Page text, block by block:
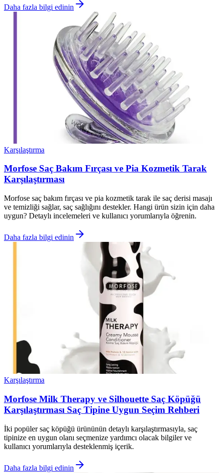
Daha fazla bilgi edinin
Karşılaştırma
Morfose Saç Bakım Fırçası ve Pia Kozmetik Tarak
Karşılaştırması
Morfose saç bakım fırçası ve pia kozmetik tarak ile saç derisi masajı
ve temizliği sağlar, saç sağlığını destekler. Hangi ürün sizin için daha
uygun? Detaylı incelemeleri ve kullanıcı yorumlarıyla öğrenin.
Daha fazla bilgi edinin
Karşılaştırma
Morfose Milk Therapy ve Silhouette Saç Köpüğü
Karşılaştırması Saç Tipine Uygun Seçim Rehberi
İki popüler saç köpüğü ürününün detaylı karşılaştırmasıyla, saç
tipinize en uygun olanı seçmenize yardımcı olacak bilgiler ve
kullanıcı yorumlarıyla desteklenmiş içerik.
Daha fazla bilgi edinin